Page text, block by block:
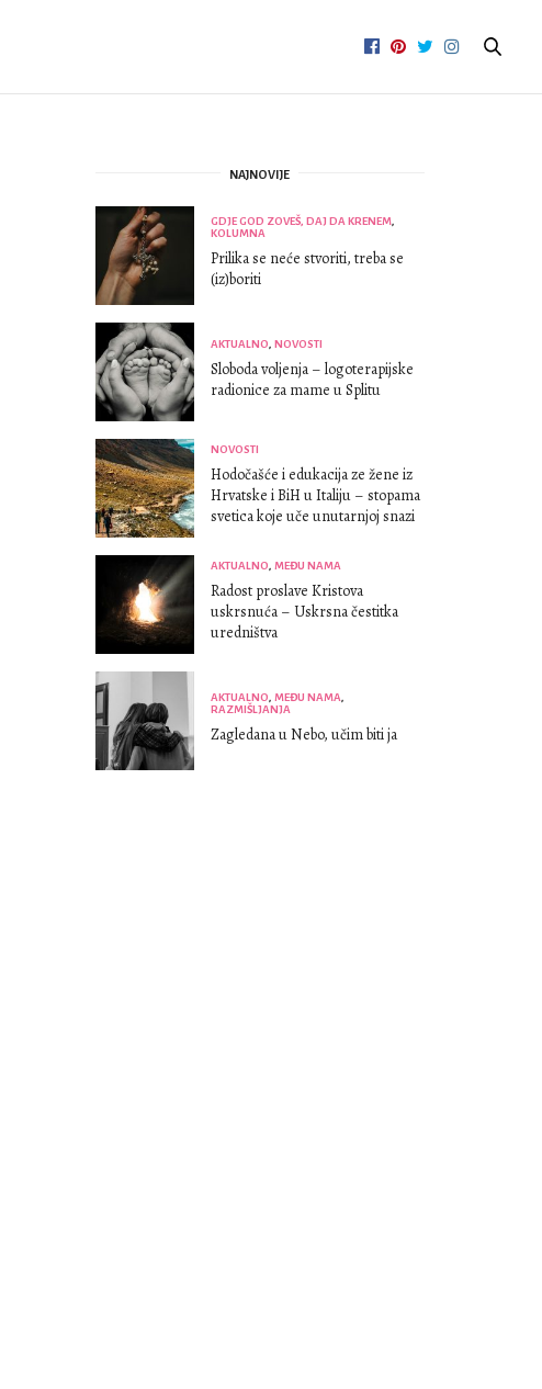
NAJNOVIJE
GDJE GOD ZOVEŠ, DAJ DA KRENEM,
KOLUMNA
Prilika se neće stvoriti, treba se
(iz)boriti
AKTUALNO, NOVOSTI
Sloboda voljenja – logoterapijske
radionice za mame u Splitu
NOVOSTI
Hodočašće i edukacija ze žene iz
Hrvatske i BiH u Italiju – stopama
svetica koje uče unutarnjoj snazi
AKTUALNO, MEĐU NAMA
Radost proslave Kristova
uskrsnuća – Uskrsna čestitka
uredništva
AKTUALNO, MEĐU NAMA,
RAZMIŠLJANJA
Zagledana u Nebo, učim biti ja